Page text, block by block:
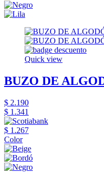
Quick view
BUZO DE
$ 2.190
$ 1.341
$ 1.267
Color